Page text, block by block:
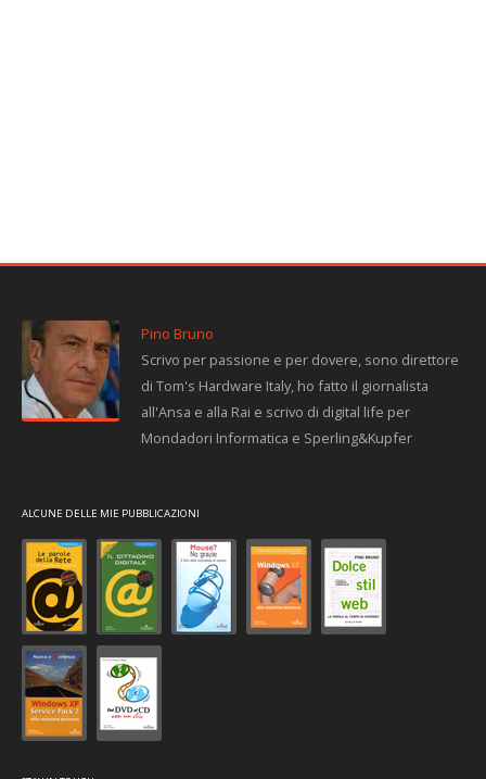
Pino Bruno
Scrivo per passione e per dovere, sono direttore
di Tom's Hardware Italy, ho fatto il giornalista
all'Ansa e alla Rai e scrivo di digital life per
Mondadori Informatica e Sperling&Kupfer
ALCUNE DELLE MIE PUBBLICAZIONI